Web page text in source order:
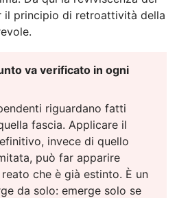
il principio di retroattività della
va verificato in ogni
riguardano fatti
fascia. Applicare il
invece di quello
può far apparire
che è già estinto. È un
da solo: emerge solo se